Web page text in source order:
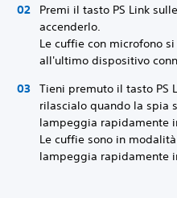
Premi il tasto PS Link
accenderlo.
Le cuffie con microfono
all'ultimo dispositivo
Tieni premuto il tasto PS
rilascialo quando la spia
lampeggia rapidamente
Le cuffie sono in
lampeggia rapidamente